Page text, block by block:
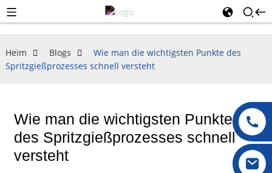
Heim Blogs
Wie man die wichtigsten Punkte des
Spritzgießprozesses schnell versteht
Wie man die wichtigsten Punkte
des Spritzgießprozesses schnell
versteht